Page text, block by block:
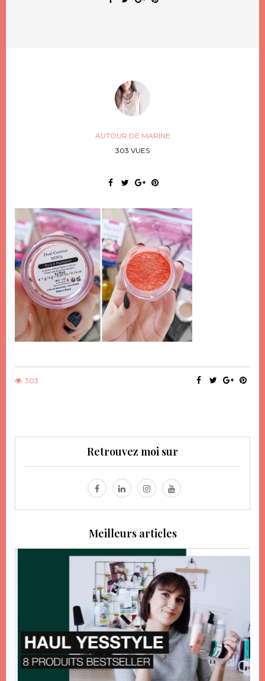
AUTOUR DE MARINE
303 VUES
303
Retrouvez moi sur
Meilleurs articles